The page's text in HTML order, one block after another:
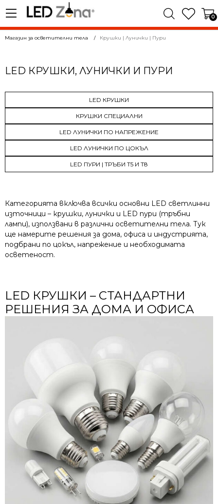
0
Магазин за осветителни тела Крушки | Лунички | Пури
LED КРУШКИ, ЛУНИЧКИ И ПУРИ
LED КРУШКИ
КРУШКИ СПЕЦИАЛНИ
LED ЛУНИЧКИ ПО НАПРЕЖЕНИЕ
LED ЛУНИЧКИ ПО ЦОКЪЛ
LED ПУРИ | ТРЪБИ T5 И T8
Категорията включва всички основни LED светлинни
източници – крушки, лунички и LED пури (тръбни
лампи), използвани в различни осветителни тела. Тук
ще намерите решения за дома, офиса и индустрията,
подбрани по цокъл, напрежение и необходимата
осветеност.
LED КРУШКИ – СТАНДАРТНИ
РЕШЕНИЯ ЗА ДОМА И ОФИСА